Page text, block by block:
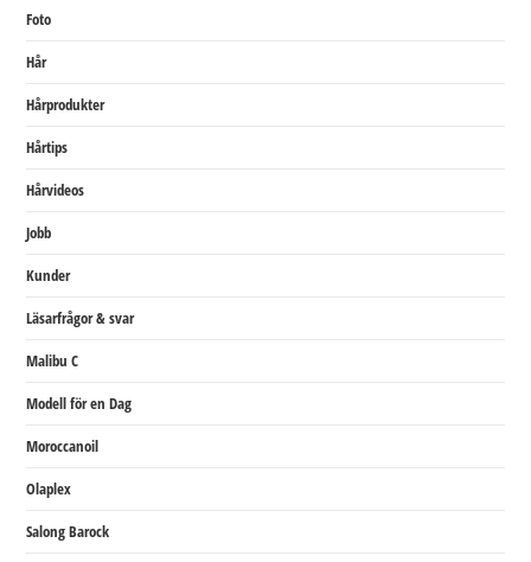
Foto
Hår
Hårprodukter
Hårtips
Hårvideos
Jobb
Kunder
Läsarfrågor & svar
Malibu C
Modell för en Dag
Moroccanoil
Olaplex
Salong Barock